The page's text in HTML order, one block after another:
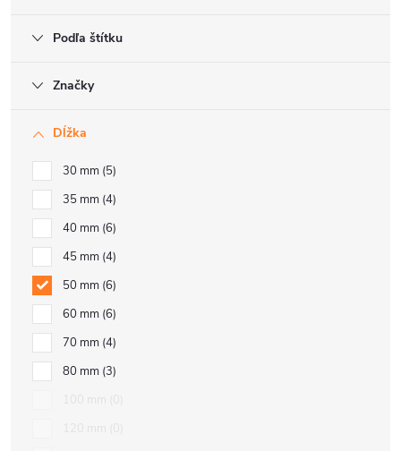
Podľa štítku
Značky
Dĺžka
30 mm 5
35 mm 4
40 mm 6
45 mm 4
50 mm 6
60 mm 6
70 mm 4
80 mm 3